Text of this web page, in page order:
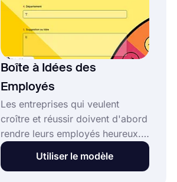
Boîte à Idées des
Employés
Les entreprises qui veulent
croître et réussir doivent d'abord
rendre leurs employés heureux.
Les employés de l'entreprise
peuvent écrire des choses qu'ils
Utiliser le modèle